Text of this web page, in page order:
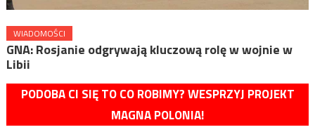
WIADOMOŚCI
GNA: Rosjanie odgrywają kluczową rolę w wojnie w
Libii
PODOBA CI SIĘ TO CO ROBIMY? WESPRZYJ PROJEKT
MAGNA POLONIA!